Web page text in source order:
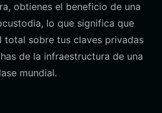
obtienes el beneficio de una
lo que significa que
total sobre tus claves privadas
de la infraestructura de una
mundial.